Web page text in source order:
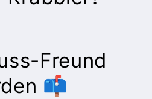
Freund
📫